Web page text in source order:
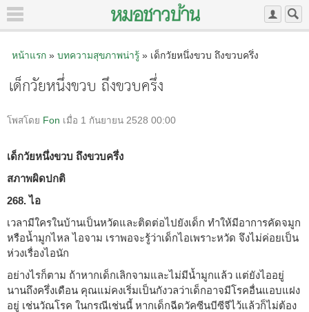
หน้าแรก» บทความสุขภาพน่ารู้» เด็กวัยหนึ่งขวบ ถึงขวบครึ่ง
เด็กวัยหนึ่งขวบ ถึงขวบครึ่ง
โพสโดย Fon เมื่อ 1 กันยายน 2528 00:00
เด็กวัยหนึ่งขวบ ถึงขวบครึ่ง
สภาพผิดปกติ
268. ไอ
เวลามีใครในบ้านเป็นหวัดและติดต่อไปยังเด็ก ทำให้มีอาการคัดจมูก
หรือน้ำมูกไหล ไอจาม เราพอจะรู้ว่าเด็กไอเพราะหวัด จึงไม่ค่อยเป็น
ห่วงเรื่องไอนัก
อย่างไรก็ตาม ถ้าหากเด็กเลิกจามและไม่มีน้ำมูกแล้ว แต่ยังไออยู่
นานถึงครึ่งเดือน คุณแม่คงเริ่มเป็นกังวลว่าเด็กอาจมีโรคอื่นแอบแฝง
อยู่ เช่นวัณโรค ในกรณีเช่นนี้ หากเด็กฉีดวัคซีนบีซีจีไว้แล้วก็ไม่ต้อง